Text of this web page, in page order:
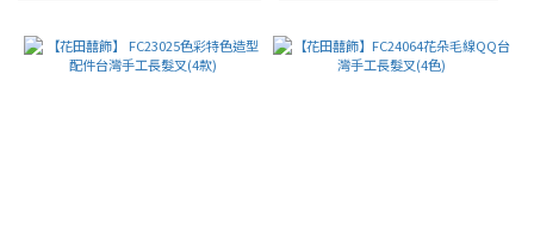
價格
(NT$)